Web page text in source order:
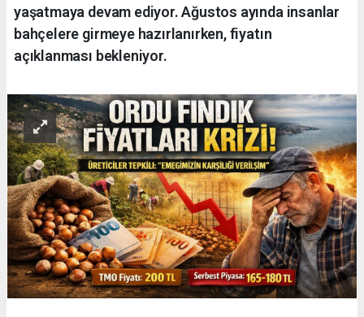
yaşatmaya devam ediyor. Ağustos ayında insanlar
bahçelere girmeye hazırlanırken, fiyatın
açıklanması bekleniyor.